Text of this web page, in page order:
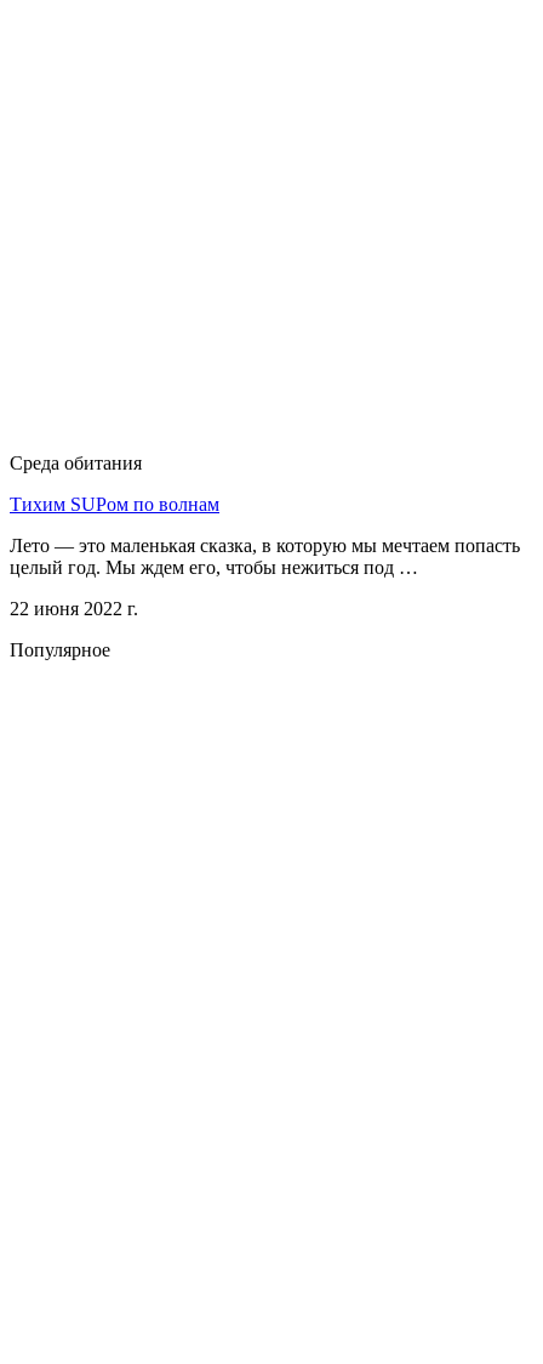
Среда обитания
Тихим SUPом по волнам
Лето — это маленькая сказка, в которую мы мечтаем попасть
целый год. Мы ждем его, чтобы нежиться под …
22 июня 2022 г.
Популярное